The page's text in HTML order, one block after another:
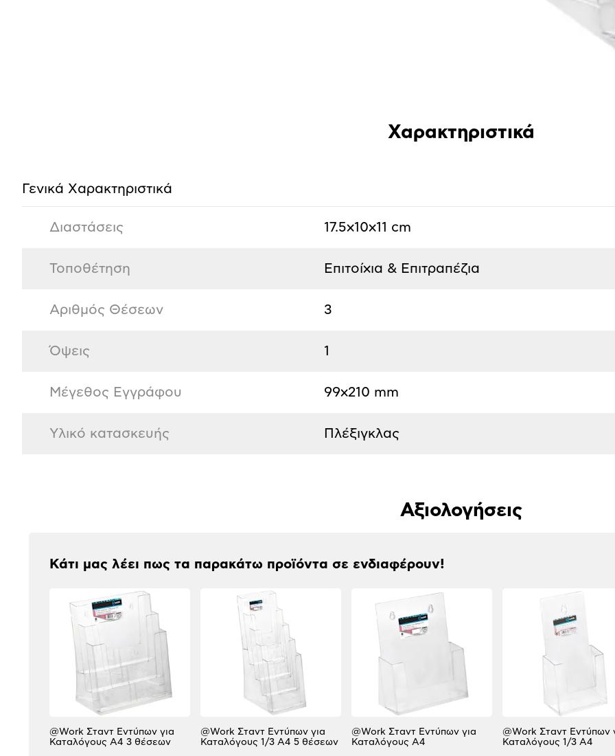
Χαρακτηριστικά
Γενικά Xαρακτηριστικά
Διαστάσεις 17.5x10x11 cm
Τοποθέτηση Επιτοίχια & Επιτραπέζια
Αριθμός Θέσεων 3
Όψεις 1
Μέγεθος Εγγράφου 99x210 mm
Υλικό κατασκευής Πλέξιγκλας
Αξιολογήσεις
Κάτι μας λέει πως τα παρακάτω προϊόντα σε ενδιαφέρουν!
@Work Σταντ Εντύπων για
Καταλόγους Α4 3 θέσεων
@Work Σταντ Εντύπων για
Καταλόγους 1/3 A4 5 θέσεων
@Work Σταντ Εντύπων για
Καταλόγους Α4
@Work Σταντ Εντύπων
Καταλόγους 1/3 A4